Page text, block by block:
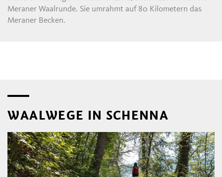
Meraner Waalrunde. Sie umrahmt auf 80 Kilometern das
Meraner Becken.
WAALWEGE IN SCHENNA